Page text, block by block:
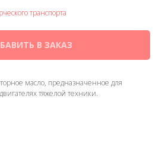
транспорта
В ЗАКАЗ
масло, предназначенное для
тяжелой техники.